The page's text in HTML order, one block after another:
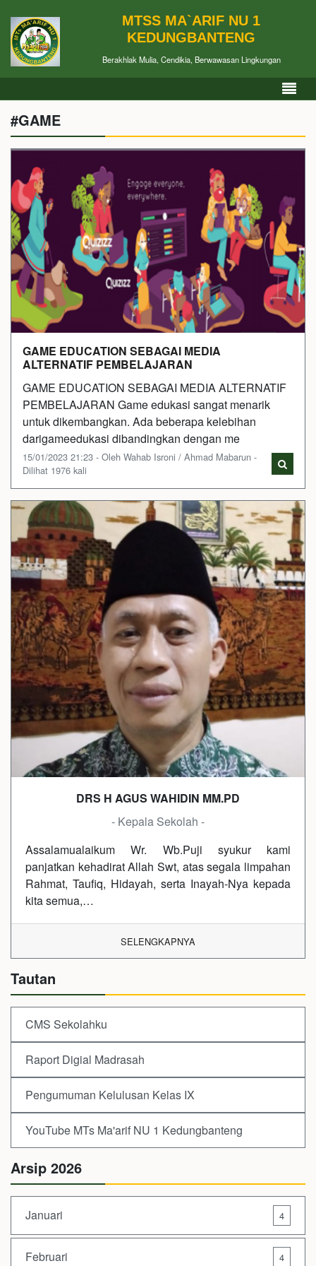
MTSS MA`ARIF NU 1
KEDUNGBANTENG
Berakhlak Mulia, Cendikia, Berwawasan Lingkungan
#GAME
GAME EDUCATION SEBAGAI MEDIA
ALTERNATIF PEMBELAJARAN
GAME EDUCATION SEBAGAI MEDIA ALTERNATIF
PEMBELAJARAN Game edukasi sangat menarik
untuk dikembangkan. Ada beberapa kelebihan
darigameedukasi dibandingkan dengan me
15/01/2023 21:23 - Oleh Wahab Isroni / Ahmad Mabarun -
Dilihat 1976 kali
DRS H AGUS WAHIDIN MM.PD
- Kepala Sekolah -
Assalamualaikum Wr. Wb.Puji syukur kami
panjatkan kehadirat Allah Swt, atas segala limpahan
Rahmat, Taufiq, Hidayah, serta Inayah-Nya kepada
kita semua,…
SELENGKAPNYA
Tautan
CMS Sekolahku
Raport Digial Madrasah
Pengumuman Kelulusan Kelas IX
YouTube MTs Ma'arif NU 1 Kedungbanteng
Arsip 2026
Januari 4
Februari 4